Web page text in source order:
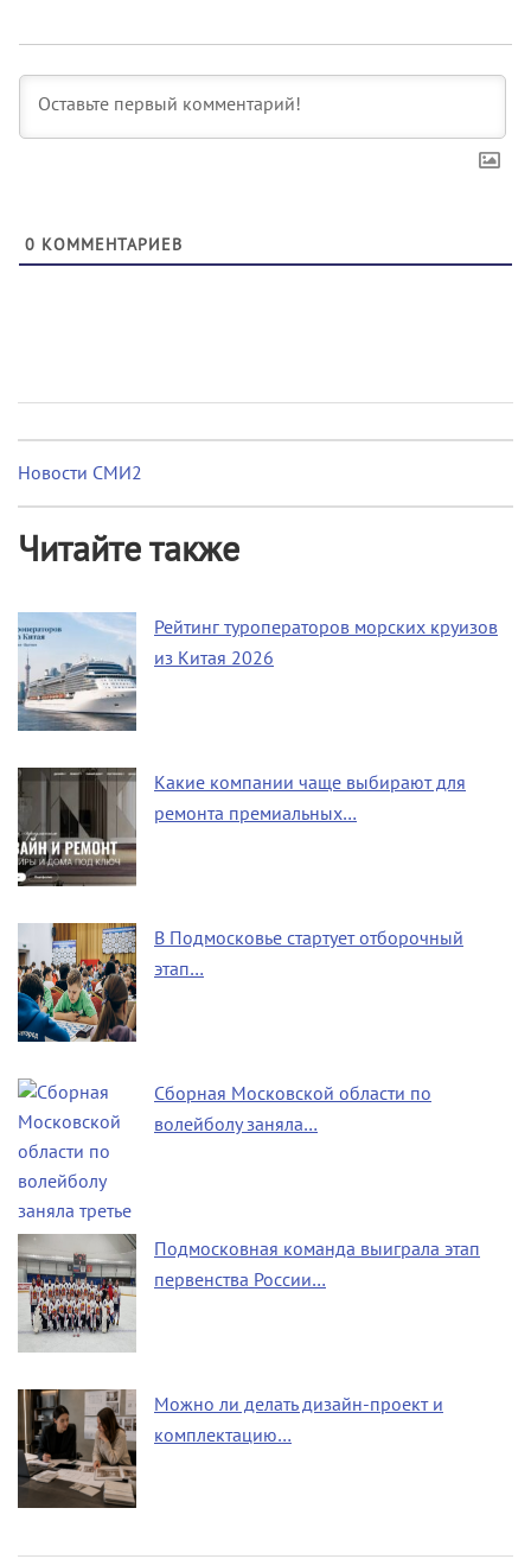
0 КОММЕНТАРИЕВ
Новости СМИ2
Читайте также
Рейтинг туроператоров морских круизов
из Китая 2026
Какие компании чаще выбирают для
ремонта премиальных…
В Подмосковье стартует отборочный
этап…
Сборная Московской области по
волейболу заняла…
Подмосковная команда выиграла этап
первенства России…
Можно ли делать дизайн-проект и
комплектацию…